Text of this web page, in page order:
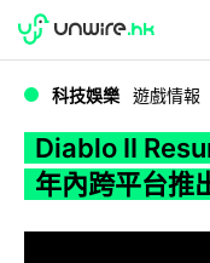
WWDC 2026
科技娛樂 遊戲情報
Diablo II
年內跨平台推